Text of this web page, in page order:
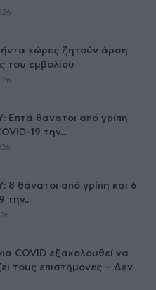
χώρες ζητούν άρση
του εμβολίου
Επτά θάνατοι από γρίπη
19 την...
8 θάνατοι από γρίπη και 6
την...
COVID εξακολουθεί να
τους επιστήμονες – Δεν